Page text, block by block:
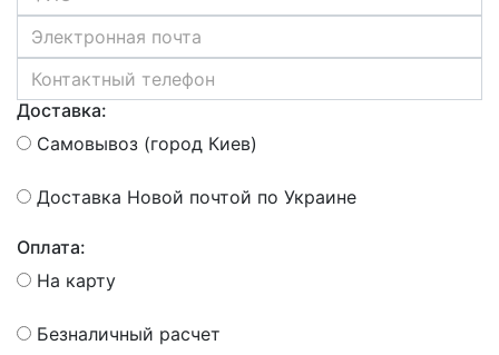
Доставка:
Самовывоз (город Киев)
Доставка Новой почтой по Украине
Оплата:
На карту
Безналичный расчет